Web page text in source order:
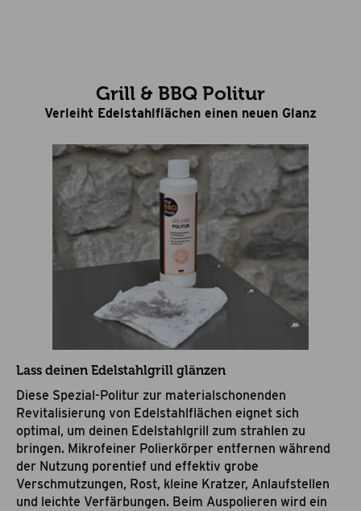
Grill & BBQ Politur
Verleiht Edelstahlflächen einen neuen Glanz
Lass deinen Edelstahlgrill glänzen
Diese Spezial-Politur zur materialschonenden
Revitalisierung von Edelstahlflächen eignet sich
optimal, um deinen Edelstahlgrill zum strahlen zu
bringen. Mikrofeiner Polierkörper entfernen während
der Nutzung porentief und effektiv grobe
Verschmutzungen, Rost, kleine Kratzer, Anlaufstellen
und leichte Verfärbungen. Beim Auspolieren wird ein